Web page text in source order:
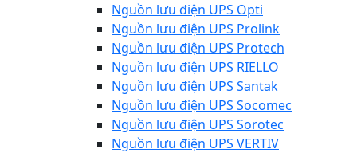
Nguồn lưu điện UPS Opti
Nguồn lưu điện UPS Prolink
Nguồn lưu điện UPS Protech
Nguồn lưu điện UPS RIELLO
Nguồn lưu điện UPS Santak
Nguồn lưu điện UPS Socomec
Nguồn lưu điện UPS Sorotec
Nguồn lưu điện UPS VERTIV